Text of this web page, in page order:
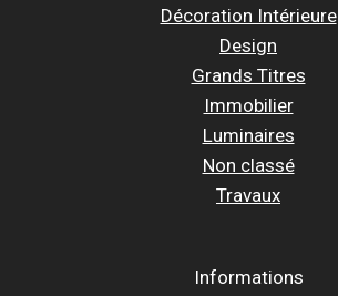
Décoration Intérieure
Design
Grands Titres
Immobilier
Luminaires
Non classé
Travaux
Informations